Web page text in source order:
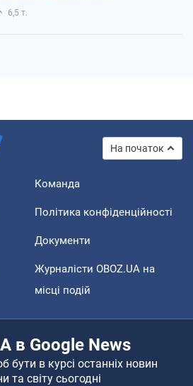
6,5 т.
На початок
Команда
Політика конфіденційності
Документи
Журналісти OBOZ.UA на
місці подій
в Google News
бути в курсі останніх новин
та світу сьогодні